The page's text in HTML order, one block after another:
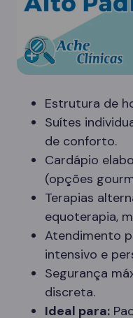
Estrutura de
Suítes
de conforto.
Cardápio
(opções
Terapias
equoterapia,
Atendimento
intensivo e
Segurança
discreta.
Ideal para: